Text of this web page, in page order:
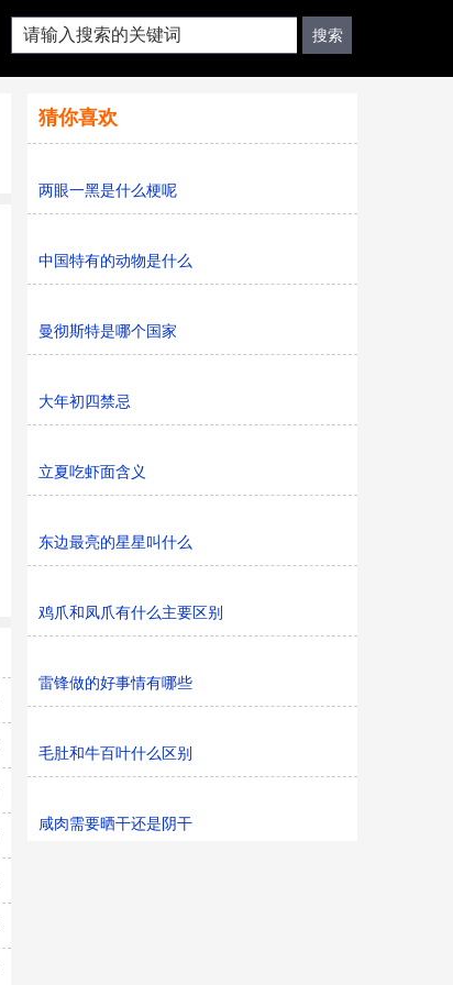
猜你喜欢
两眼一黑是什么梗呢
中国特有的动物是什么
曼彻斯特是哪个国家
大年初四禁忌
立夏吃虾面含义
东边最亮的星星叫什么
鸡爪和凤爪有什么主要区别
雷锋做的好事情有哪些
毛肚和牛百叶什么区别
咸肉需要晒干还是阴干